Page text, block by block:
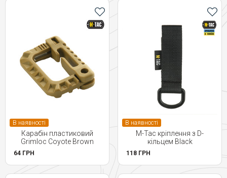
В наявності
Карабін пластиковий
Grimloc Coyote Brown
64 ГРН
В наявності
M-Tac кріплення з D-
кільцем Black
118 ГРН